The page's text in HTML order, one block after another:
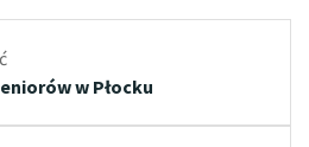
w Płocku